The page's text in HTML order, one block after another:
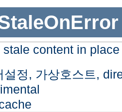
stale content in
설정, 가상호스트,